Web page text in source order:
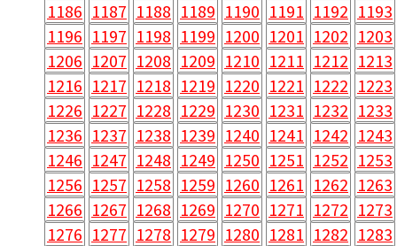
1186 1187 1188 1189 1190 1191 1192 1193
1196 1197 1198 1199 1200 1201 1202 1203
1206 1207 1208 1209 1210 1211 1212 1213
1216 1217 1218 1219 1220 1221 1222 1223
1226 1227 1228 1229 1230 1231 1232 1233
1236 1237 1238 1239 1240 1241 1242 1243
1246 1247 1248 1249 1250 1251 1252 1253
1256 1257 1258 1259 1260 1261 1262 1263
1266 1267 1268 1269 1270 1271 1272 1273
1276 1277 1278 1279 1280 1281 1282 1283